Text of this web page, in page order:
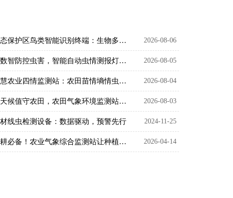
生态保护区鸟类智能识别终端：生物多样性保护智能监测设备 2026-08-06
以数智防控虫害，智能自动虫情测报灯精准预判农林虫情 2026-08-05
智慧农业四情监测站：农田苗情墒情虫情灾情一体化监测设备 2026-08-04
全天候值守农田，农田气象环境监测站升级智慧农业 2026-08-03
线虫检测设备：数据驱动，预警先行 2024-11-25
农耕必备！农业气象综合监测站让种植更科学、更省心 2026-04-14